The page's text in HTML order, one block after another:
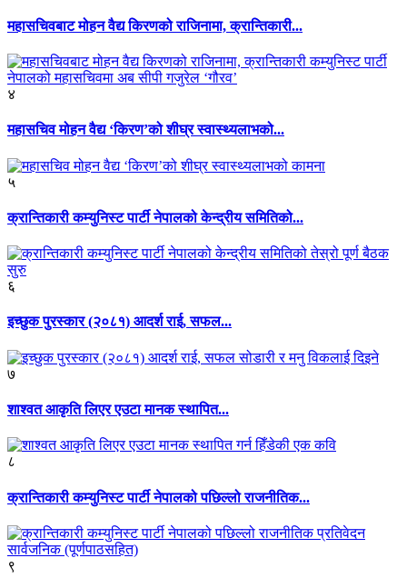
महासचिवबाट मोहन वैद्य किरणको राजिनामा, क्रान्तिकारी...
४
महासचिव मोहन वैद्य ‘किरण’को शीघ्र स्वास्थ्यलाभको...
५
क्रान्तिकारी कम्युनिस्ट पार्टी नेपालको केन्द्रीय समितिको...
६
इच्छुक पुरस्कार (२०८१) आदर्श राई, सफल...
७
शाश्वत आकृति लिएर एउटा मानक स्थापित...
८
क्रान्तिकारी कम्युनिस्ट पार्टी नेपालको पछिल्लो राजनीतिक...
९